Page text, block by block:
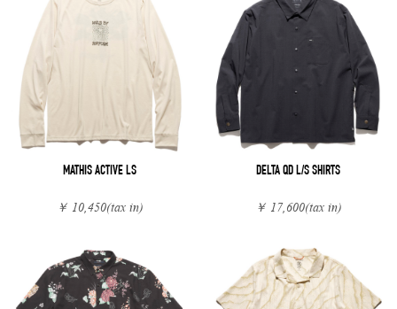
MATHIS ACTIVE LS
￥ 10,450(tax in)
DELTA QD L/S SHIRTS
￥ 17,600(tax in)